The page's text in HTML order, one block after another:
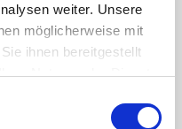
weiter. Unsere
möglicherweise mit
ihnen bereitgestellt
Nutzung der Dienste
weiterhin nutzen.